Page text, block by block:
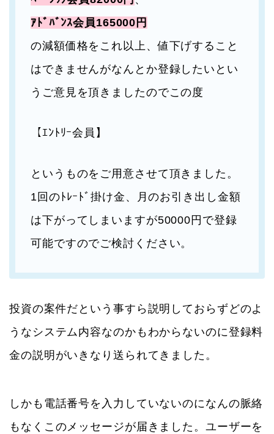
ｱﾄﾞﾊﾞﾝｽ会員165000円
の減額価格をこれ以上、値下げすること
はできませんがなんとか登録したいとい
うご意見を頂きましたのでこの度
【ｴﾝﾄﾘｰ会員】
というものをご用意させて頂きました。
1回のﾄﾚｰﾄﾞ掛け金、月のお引き出し金額
は下がってしまいますが50000円で登録
可能ですのでご検討ください。
投資の案件だという事すら説明しておらずどのよ
うなシステム内容なのかもわからないのに登録料
金の説明がいきなり送られてきました。
しかも電話番号を入力していないのになんの脈絡
もなくこのメッセージが届きました。ユーザーを